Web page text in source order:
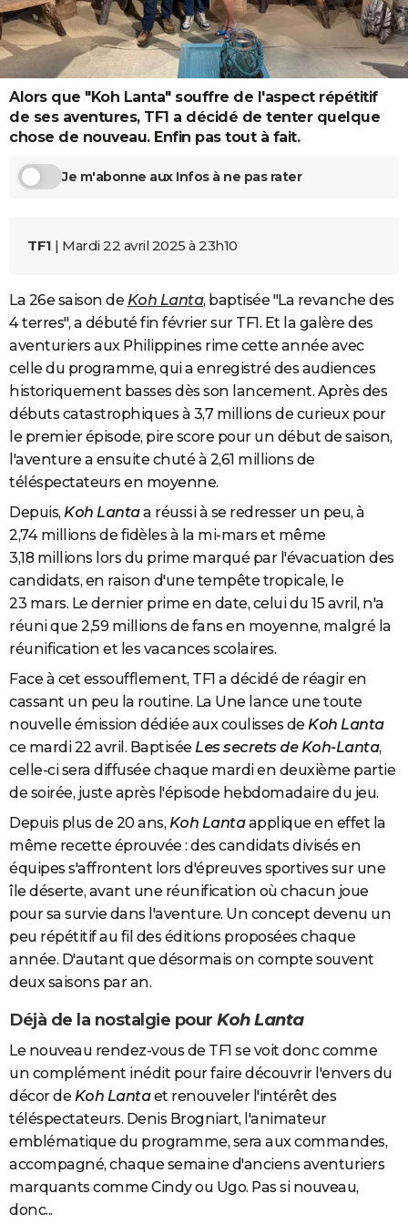
Destinations
City break
Voyage nature
Voyage de noces
Forum
Climat
+
PHOTO
GUIDES D'ACHAT
BONS PLANS
CARTE DE VOEUX
Carte de Noël
Carte Bonne année
Carte Saint-Valentin
Carte Pâques
Carte d'anniversaire
DICTIONNAIRE
COPAINS D'AVANT
FORUM
Bricolage
Lifestyle
Culture
Sport
Auto
Television
Voyage
Cinema
Alors que "Koh Lanta" souffre de l'aspect répétitif
de ses aventures, TF1 a décidé de tenter quelque
chose de nouveau. Enfin pas tout à fait.
Je m'abonne aux Infos à ne pas rater
TF1 | Mardi 22 avril 2025 à 23h10
La 26e saison de Koh Lanta, baptisée "La revanche des
4 terres", a débuté fin février sur TF1. Et la galère des
aventuriers aux Philippines rime cette année avec
celle du programme, qui a enregistré des audiences
historiquement basses dès son lancement. Après des
débuts catastrophiques à 3,7 millions de curieux pour
le premier épisode, pire score pour un début de saison,
l'aventure a ensuite chuté à 2,61 millions de
téléspectateurs en moyenne.
Depuis, Koh Lantaa réussi à se redresser un peu, à
2,74 millions de fidèles à la mi-mars et même
3,18 millions lors du prime marqué par l'évacuation des
candidats, en raison d'une tempête tropicale, le
23 mars. Le dernier prime en date, celui du 15 avril, n'a
réuni que 2,59 millions de fans en moyenne, malgré la
réunification et les vacances scolaires.
Face à cet essoufflement, TF1 a décidé de réagir en
cassant un peu la routine. La Une lance une toute
nouvelle émission dédiée aux coulisses de Koh Lanta
ce mardi 22 avril. Baptisée Les secrets de Koh-Lanta,
celle-ci sera diffusée chaque mardi en deuxième partie
de soirée, juste après l'épisode hebdomadaire du jeu.
Depuis plus de 20 ans, Koh Lantaapplique en effet la
même recette éprouvée : des candidats divisés en
équipes s'affrontent lors d'épreuves sportives sur une
île déserte, avant une réunification où chacun joue
pour sa survie dans l'aventure. Un concept devenu un
peu répétitif au fil des éditions proposées chaque
année. D'autant que désormais on compte souvent
deux saisons par an.
Déjà de la nostalgie pour Koh Lanta
Le nouveau rendez-vous de TF1 se voit donc comme
un complément inédit pour faire découvrir l'envers du
décor de Koh Lantaet renouveler l'intérêt des
téléspectateurs. Denis Brogniart, l'animateur
emblématique du programme, sera aux commandes,
accompagné, chaque semaine d'anciens aventuriers
marquants comme Cindy ou Ugo. Pas si nouveau,
donc...